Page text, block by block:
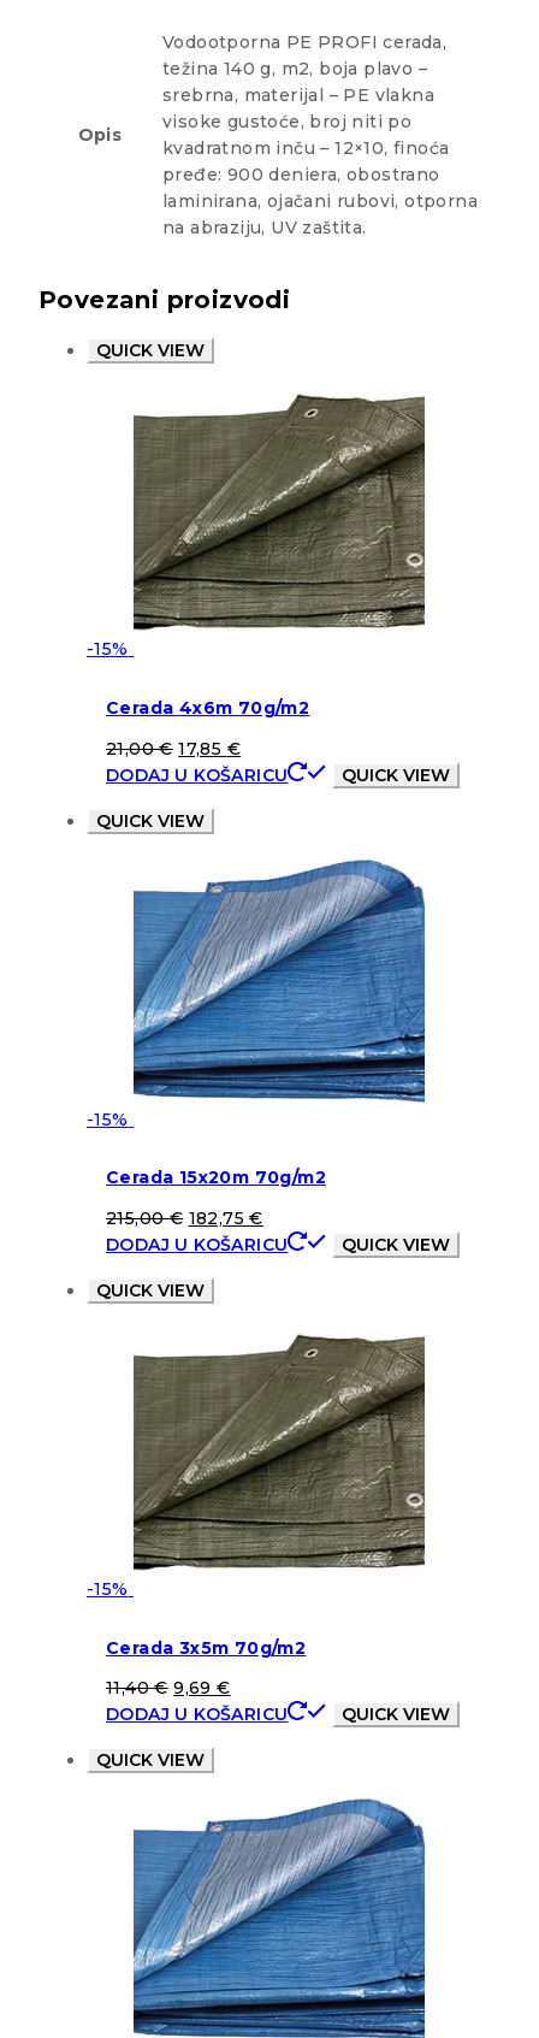
Opis
Vodootporna PE PROFI cerada,
težina 140 g, m2, boja plavo –
srebrna, materijal – PE vlakna
visoke gustoće, broj niti po
kvadratnom inču – 12×10, finoća
pređe: 900 deniera, obostrano
laminirana, ojačani rubovi, otporna
na abraziju, UV zaštita.
Povezani proizvodi
QUICK VIEW
-15%
Cerada 4x6m 70g/m2
21,00€ 17,85 €
DODAJ U KOŠARICU
QUICK VIEW
QUICK VIEW
-15%
Cerada 15x20m 70g/m2
215,00€ 182,75€
DODAJ U KOŠARICU
QUICK VIEW
QUICK VIEW
-15%
Cerada 3x5m 70g/m2
11,40€ 9,69€
DODAJ U KOŠARICU
QUICK VIEW
QUICK VIEW